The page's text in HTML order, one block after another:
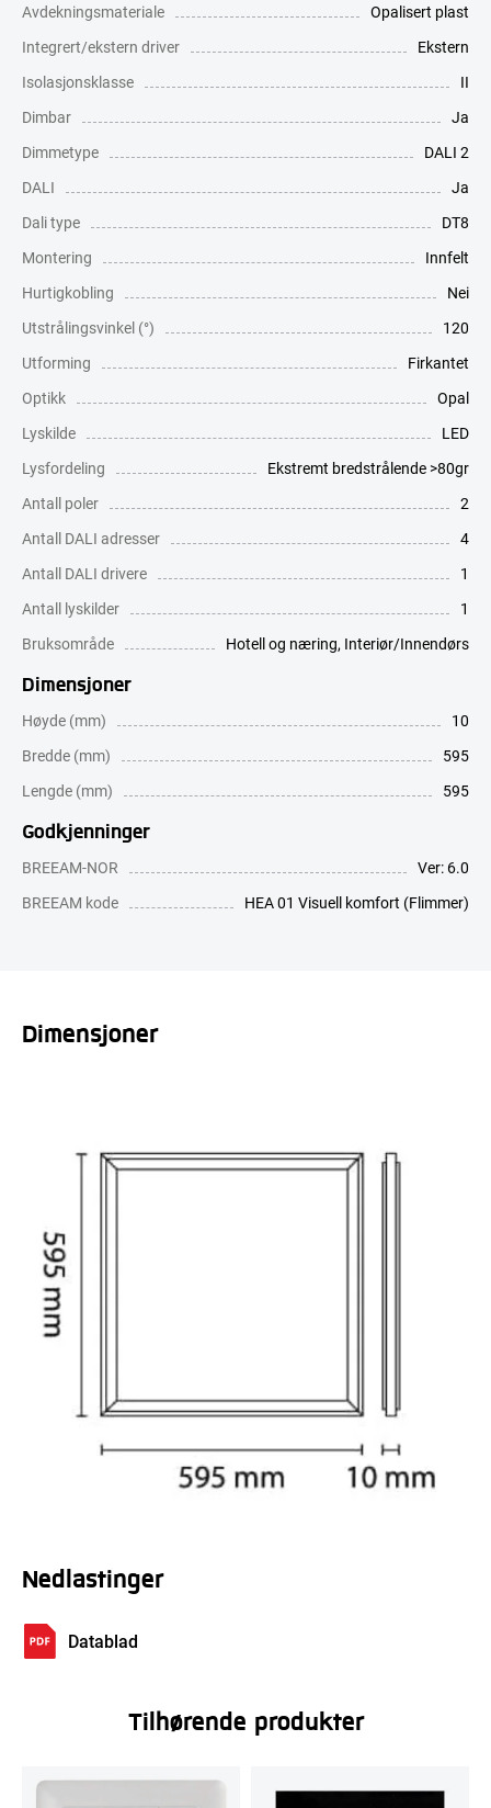
Avdekningsmateriale
Opalisert plast
Integrert/ekstern driver
Ekstern
Isolasjonsklasse
II
Dimbar
Ja
Dimmetype
DALI 2
DALI
Ja
Dali type
DT8
Montering
Innfelt
Hurtigkobling
Nei
Utstrålingsvinkel (°)
120
Utforming
Firkantet
Optikk
Opal
Lyskilde
LED
Lysfordeling
Ekstremt bredstrålende >80gr
Antall poler
2
Antall DALI adresser
4
Antall DALI drivere
1
Antall lyskilder
1
Bruksområde
Hotell og næring, Interiør/Innendørs
Dimensjoner
Høyde (mm)
10
Bredde (mm)
595
Lengde (mm)
595
Godkjenninger
BREEAM-NOR
Ver: 6.0
BREEAM kode
HEA 01 Visuell komfort (Flimmer)
Dimensjoner
Nedlastinger
Datablad
Tilhørende produkter